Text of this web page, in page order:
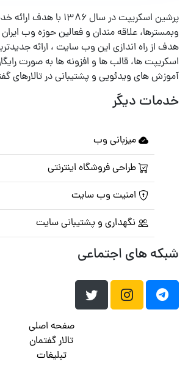
پرشین اسکریپت در سال ۱۳۸۶
وبمسترها، علاقه مندان و فعالین حوزه وب
هدف از راه اندازی این وب سایت ، ارائه
اسکریپت ها، قالب ها و افزونه ها به صورت
آموزش های ویدئویی و پشتیبانی در تالارهای
خدمات دیگر
میزبانی وب
طراحی فروشگاه اینترنتی
امنیت وب سایت
نگهداری و پشتیبانی سایت
شبکه های اجتماعی
صفحه اصلی
تالار گفتمان
تبلیغات